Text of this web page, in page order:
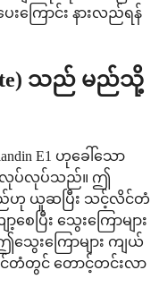
ေးကြောင်း နားလည်ရန်
သည် မည်သို့
E1 ဟုခေါ်သော
အလုပ်လုပ်သည်။ ဤ
ဟု ယူဆပြီး သင့်လိင်တံ
စေပြီး သွေးကြောများ
ေးကြောများ ကျယ်
င်တံတွင် တောင့်တင်းလာ